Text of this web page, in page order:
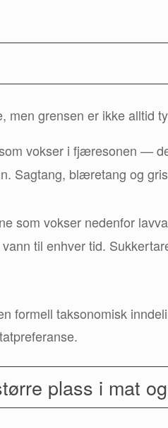
men grensen er ikke alltid
vokser i fjæresonen —
Sagtang, blæretang og
som vokser nedenfor
til enhver tid.
formell taksonomisk
plass i mat